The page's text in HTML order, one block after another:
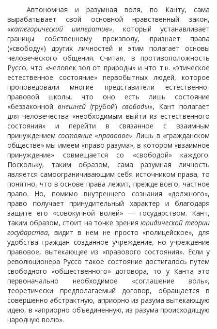
Автономная и разумная воля, по Канту, сама
вырабатывает свой основной нравственный закон,
«категорический императив», который устанавливает
границы собственному произволу, признает права
(«свободу») других личностей и этим полагает основы
человеческого общения. Считая, в противоположность
Руссо, что «человек зол от природы» и что т.н. «этическое
естественное состояние» первобытных людей, которое
проповедовали многие представители естественно-
правовой школы, что оно есть лишь состояние
«беззаконнойвнешней (грубой) свободы», Кант полагает
для человечества «необходимым выйти из естественного
состояния» и перейти в связанное с взаимным
принуждениемсостояние «правовое». Лишь в «гражданском
обществе» мы имеем «право разума», в котором «взаимное
принуждение» совмещается со «свободой» каждого.
Поскольку, таким образом, сама разумная личность
является самоограничивающим себя источником права, то
понятно, что в основе права лежит, прежде всего, частное
право. Но, помимо внутреннего сознания «должного»,
право получает принудительный характер и благодаря
защите его «совокупной волей» — государством. Кант,
таким образом, стоит на точке зренияюридической теории
государства, видит в нем не просто «полицейское», для
удобства граждан созданное учреждение, но учреждение
правовое, вытекающее из «правового состояния». Если у
революционера Руссо такое состояние достигалось путем
свободного «общественного» договора, то у Канта это
первоначально необходимое «соглашение воль»,
теоретически предполагаемый договор, обращается в
совершенно абстрактную, априорно из разума вытекающую
идею, в «априорно объединенную, из разума происходящую
народную волю».